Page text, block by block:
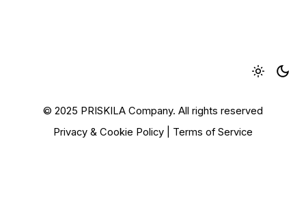
© 2025 PRISKILA Company. All rights reserved
Privacy & Cookie Policy
Terms of Service